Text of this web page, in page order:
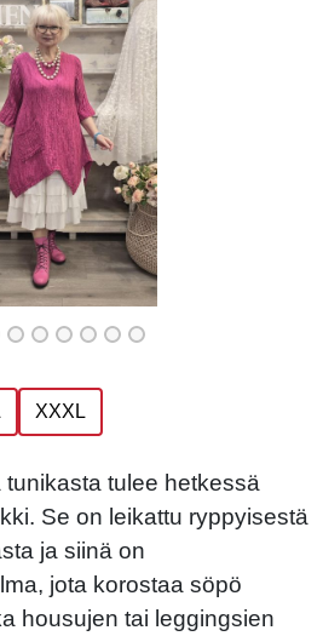
XXXL
tulee hetkessä
Se on leikattu ryppyisestä
ja siinä on
jota korostaa söpö
housujen tai leggingsien